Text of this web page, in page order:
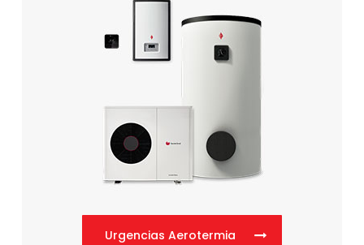
Urgencias Aerotermia